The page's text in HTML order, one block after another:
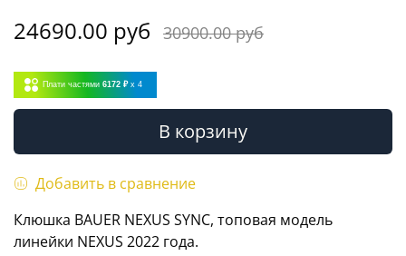
24690.00 руб 30900.00 руб
Плати частями 6172 ₽ x 4
В корзину
Добавить в сравнение
Клюшка BAUER NEXUS SYNC, топовая модель
линейки NEXUS 2022 года.